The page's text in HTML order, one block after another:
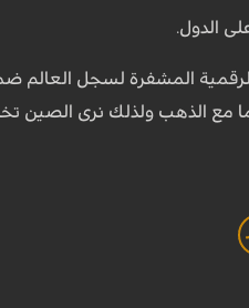
الدول.
الرقمية المشفرة لسجل العالم
مع الذهب ولذلك نرى الصين